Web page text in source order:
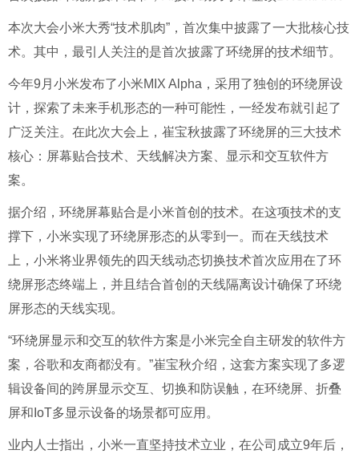
本次大会小米大秀“技术肌肉”，首次集中披露了一大批核心技
术。其中，最引人关注的是首次披露了环绕屏的技术细节。
今年9月小米发布了小米MIX Alpha，采用了独创的环绕屏设
计，探索了未来手机形态的一种可能性，一经发布就引起了
广泛关注。在此次大会上，崔宝秋披露了环绕屏的三大技术
核心：屏幕贴合技术、天线解决方案、显示和交互软件方
案。
据介绍，环绕屏幕贴合是小米首创的技术。在这项技术的支
撑下，小米实现了环绕屏形态的从零到一。而在天线技术
上，小米将业界领先的四天线动态切换技术首次应用在了环
绕屏形态终端上，并且结合首创的天线隔离设计确保了环绕
屏形态的天线实现。
“环绕屏显示和交互的软件方案是小米完全自主研发的软件方
案，谷歌和友商都没有。”崔宝秋介绍，这套方案实现了多逻
辑设备间的跨屏显示交互、切换和防误触，在环绕屏、折叠
屏和IoT多显示设备的场景都可应用。
业内人士指出，小米一直坚持技术立业，在公司成立9年后，